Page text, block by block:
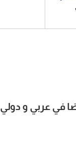
في عربي و دولي